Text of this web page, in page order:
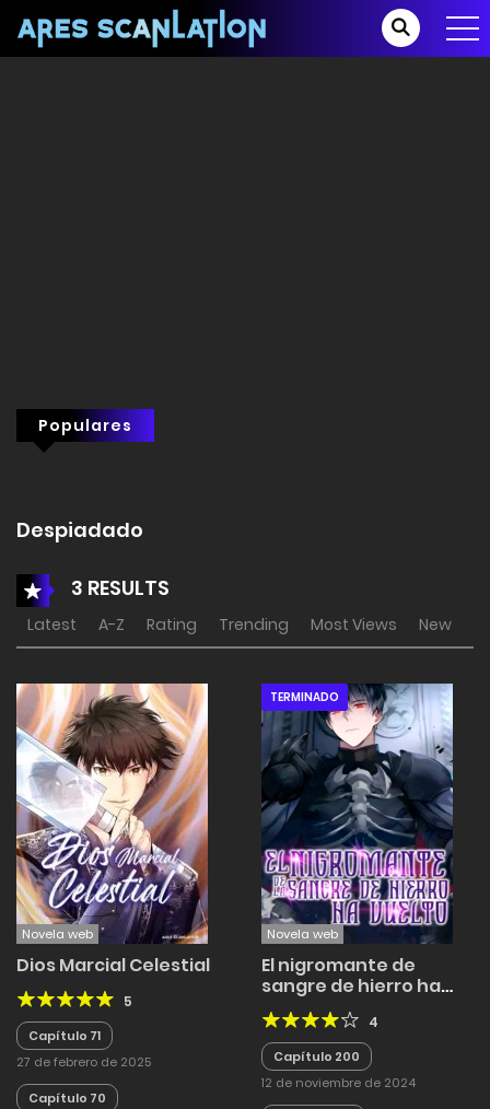
Populares
Despiadado
3 RESULTS
Latest A-Z Rating Trending Most Views New
Novela web
Dios Marcial Celestial
5
Capítulo 71
27 de febrero de 2025
Capítulo 70
TERMINADO
Novela web
El nigromante de
sangre de hierro ha
vuelto
4
Capítulo 200
12 de noviembre de 2024